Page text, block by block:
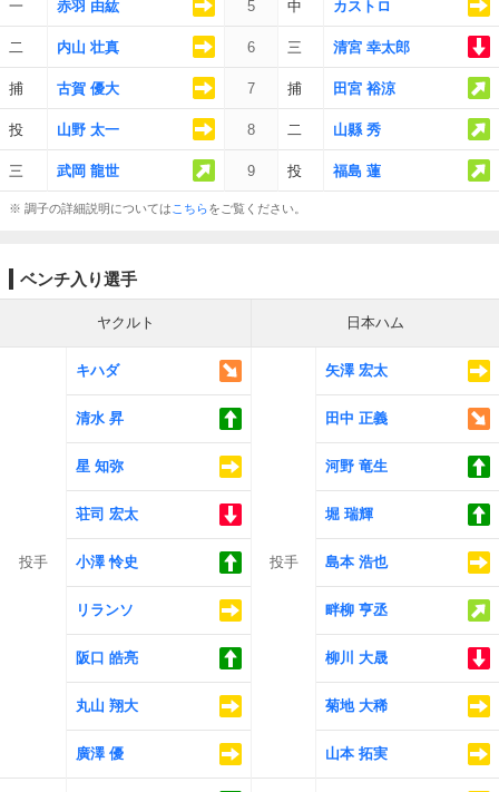
一 赤羽 由紘 5 中 カストロ
二 内山 壮真 6 三 清宮 幸太郎
捕 古賀 優大 7 捕 田宮 裕涼
投 山野 太一 8 二 山縣 秀
三 武岡 龍世 9 投 福島 蓮
※ 調子の詳細説明については こちらをご覧ください。
ベンチ入り選手
ヤクルト 日本ハム
投手
キハダ
投手
矢澤 宏太
清水 昇 田中 正義
星 知弥 河野 竜生
荘司 宏太 堀 瑞輝
小澤 怜史 島本 浩也
リランソ 畔柳 亨丞
阪口 皓亮 柳川 大晟
丸山 翔大 菊地 大稀
廣澤 優 山本 拓実